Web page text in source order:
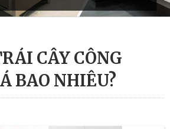
CÂY CÔNG
BAO NHIÊU?